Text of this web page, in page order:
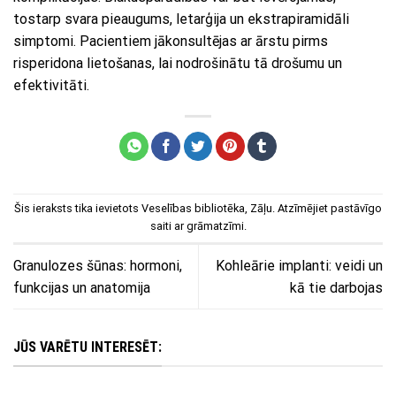
tostarp svara pieaugums, letarģija un ekstrapiramidāli
simptomi. Pacientiem jākonsultējas ar ārstu pirms
risperidona lietošanas, lai nodrošinātu tā drošumu un
efektivitāti.
Šis ieraksts tika ievietots Veselības bibliotēka, Zāļu. Atzīmējiet pastāvīgo
saitiar grāmatzīmi.
Granulozes šūnas: hormoni,
funkcijas un anatomija
Kohleārie implanti: veidi un
kā tie darbojas
JŪS VARĒTU INTERESĒT: